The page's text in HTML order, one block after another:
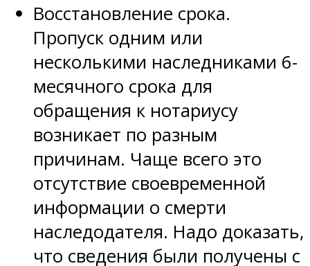
Восстановление срока.
Пропуск одним или
несколькими наследниками 6-
месячного срока для
обращения к нотариусу
возникает по разным
причинам. Чаще всего это
отсутствие своевременной
информации о смерти
наследодателя. Надо доказать,
что сведения были получены с